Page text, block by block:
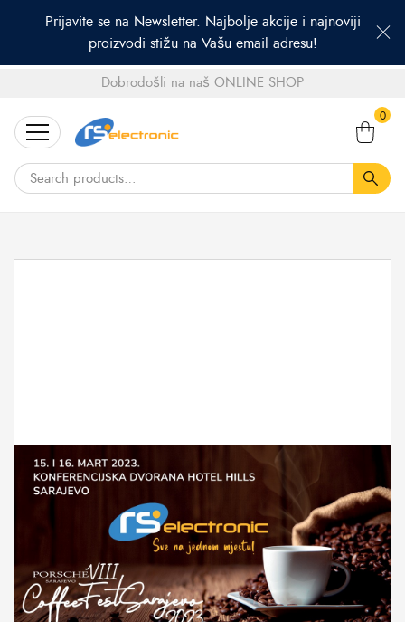
Prijavite se na Newsletter. Najbolje akcije i najnoviji
proizvodi stižu na Vašu email adresu!
Dobrodošli na naš ONLINE SHOP
for:
0